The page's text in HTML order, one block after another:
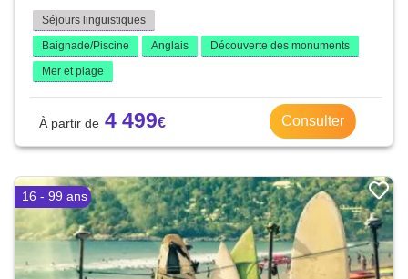
Séjours linguistiques
Baignade/Piscine
Anglais
Découverte des monuments
Mer et plage
4 499 Consulter
16 - 99 ans